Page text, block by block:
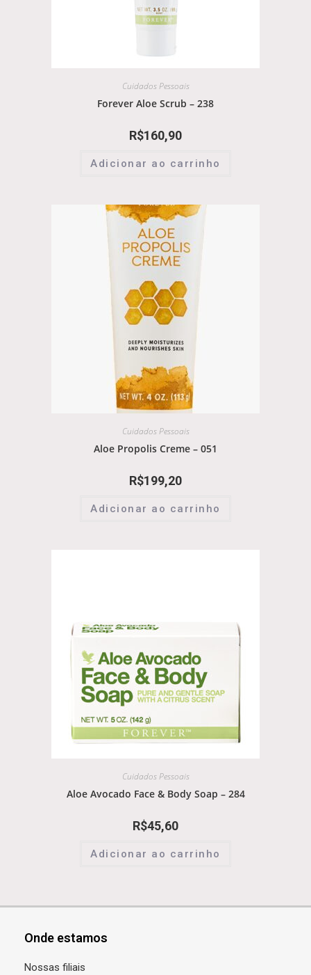
Cuidados Pessoais
Forever Aloe Scrub – 238
R$160,90
Adicionar ao carrinho
Cuidados Pessoais
Aloe Propolis Creme – 051
R$199,20
Adicionar ao carrinho
Cuidados Pessoais
Aloe Avocado Face & Body Soap – 284
R$45,60
Adicionar ao carrinho
Onde estamos
Nossas filiais